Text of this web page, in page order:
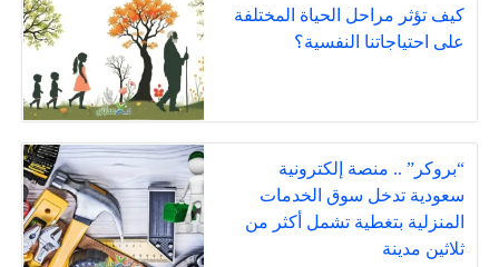
كيف تؤثر مراحل الحياة المختلفة
على احتياجاتنا النفسية؟
“بروكر” .. منصة إلكترونية
سعودية تدخل سوق الخدمات
المنزلية بتغطية تشمل أكثر من
ثلاثين مدينة